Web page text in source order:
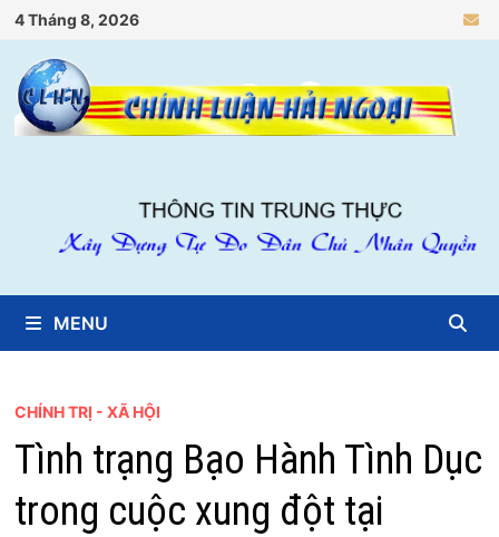
Skip
to
content
4 Tháng 8, 2026
MENU
CHÍNH TRỊ - XÃ HỘI
Tình trạng Bạo Hành Tình Dục
trong cuộc xung đột tại